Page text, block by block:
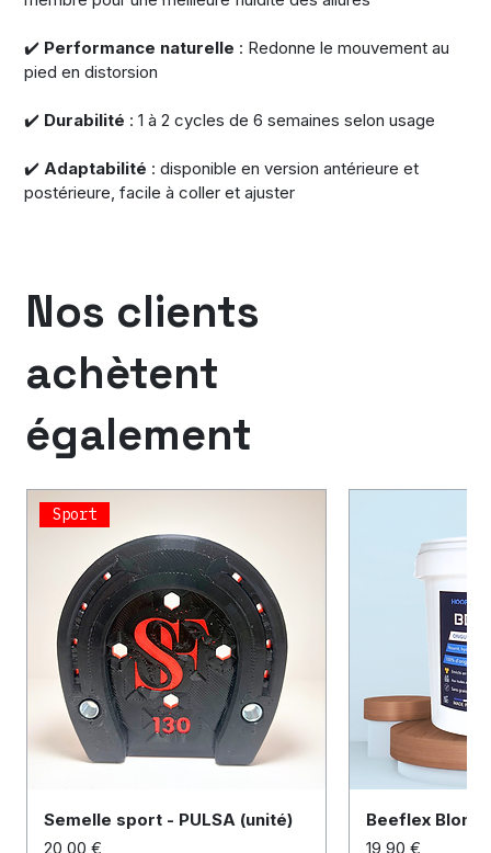
Nos clients
achètent
également
Sport
Semelle sport - PULSA (unité)
Prix
20,00 €
Beeflex Blond
Prix
19,90 €
✔️ Performance naturelle : Redonne le mouvement au
pied en distorsion
✔️ Durabilité : 1 à 2 cycles de 6 semaines selon usage
✔️ Adaptabilité : disponible en version antérieure et
postérieure, facile à coller et ajuster